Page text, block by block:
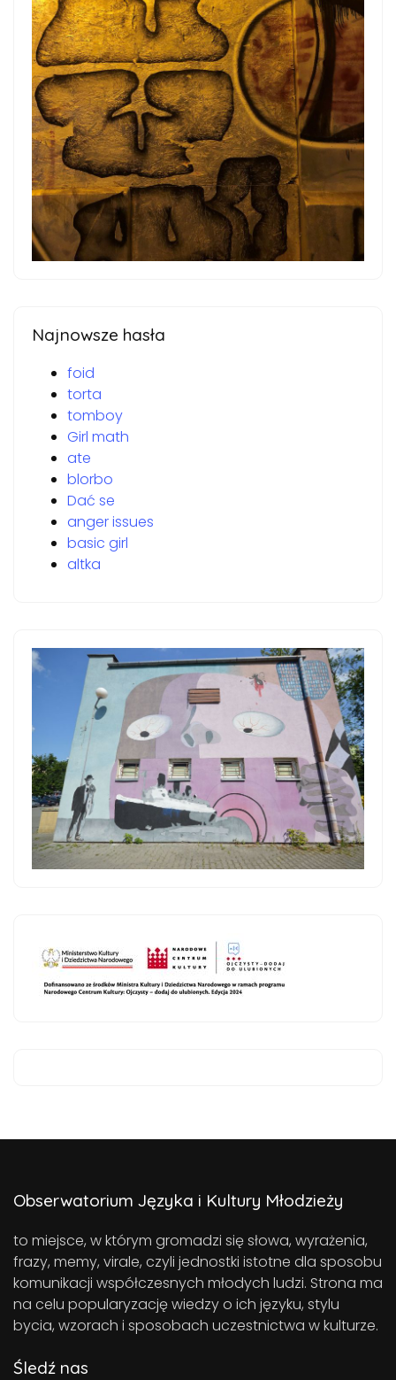
Najnowsze hasła
foid
torta
tomboy
Girl math
ate
blorbo
Dać se
anger issues
basic girl
altka
Obserwatorium Języka i Kultury Młodzieży
to miejsce, w którym gromadzi się słowa, wyrażenia,
frazy, memy, virale, czyli jednostki istotne dla sposobu
komunikacji współczesnych młodych ludzi. Strona ma
na celu popularyzację wiedzy o ich języku, stylu
bycia, wzorach i sposobach uczestnictwa w kulturze.
Śledź nas